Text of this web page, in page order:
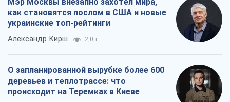
как становятся послом в США и новые
украинские топ-рейтинги
Александр Кирш 2,0 т.
О запланированной вырубке более 600
деревьев и теплотрассе: что
происходит на Теремках в Киеве